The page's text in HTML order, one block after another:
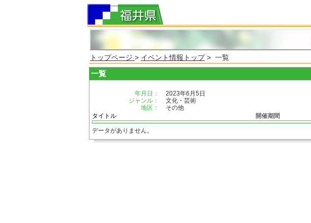
トップページ > イベント情報トップ> 一覧
一覧
年月日：
2023年6月5日
ジャンル：
文化・芸術
地区：
その他
タイトル
開催期間
データがありません。